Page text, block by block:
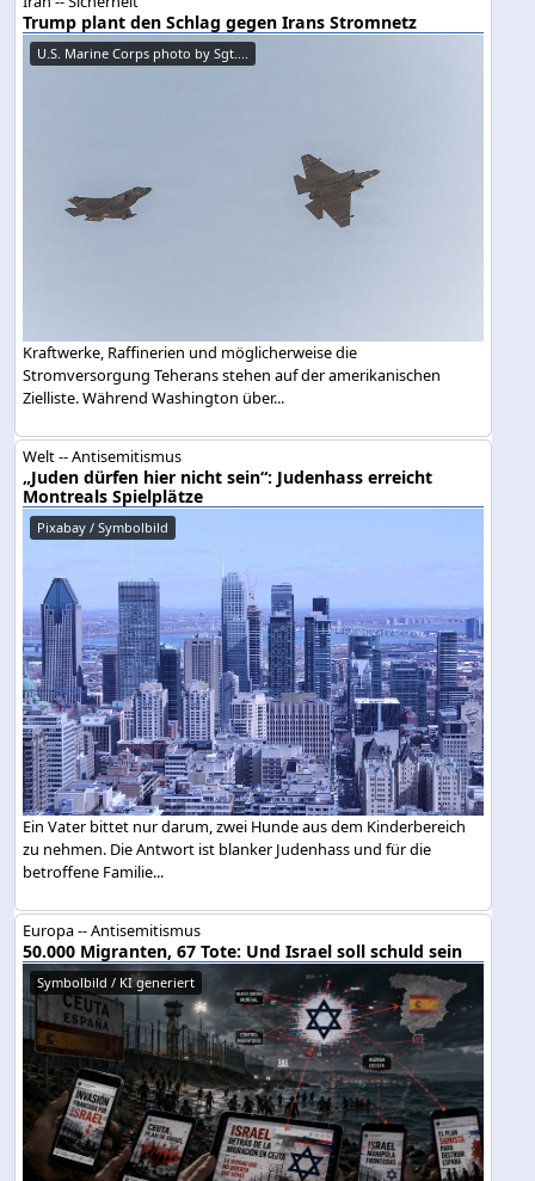
Trump plant den Schlag gegen Irans Stromnetz
U.S. Marine Corps photo by Sgt....
Kraftwerke, Raffinerien und möglicherweise die
Stromversorgung Teherans stehen auf der amerikanischen
Zielliste. Während Washington über...
Welt -- Antisemitismus
„Juden dürfen hier nicht sein“: Judenhass erreicht
Montreals Spielplätze
Pixabay / Symbolbild
Ein Vater bittet nur darum, zwei Hunde aus dem Kinderbereich
zu nehmen. Die Antwort ist blanker Judenhass und für die
betroffene Familie...
Europa -- Antisemitismus
50.000 Migranten, 67 Tote: Und Israel soll schuld sein
Symbolbild / KI generiert